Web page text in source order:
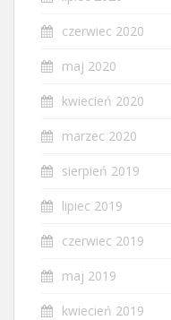
czerwiec 2020
maj 2020
kwiecień 2020
marzec 2020
sierpień 2019
lipiec 2019
czerwiec 2019
maj 2019
kwiecień 2019